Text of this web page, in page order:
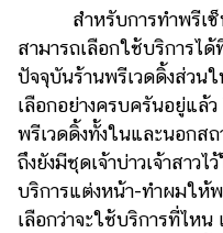
สำหรับการทำพรีเซ็น
สามารถเลือกใช้บริการได้
ปัจจุบันร้านพรีเวดดิ้งส่วน
เลือกอย่างครบครันอยู่แล้
พรีเวดดิ้งทั้งในและนอกส
ถึงยังมีชุดเจ้าบ่าวเจ้าสาว
บริการแต่งหน้า-ทำผมให้
เลือกว่าจะใช้บริการที่ไห